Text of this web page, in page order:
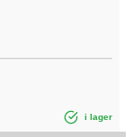
i lager